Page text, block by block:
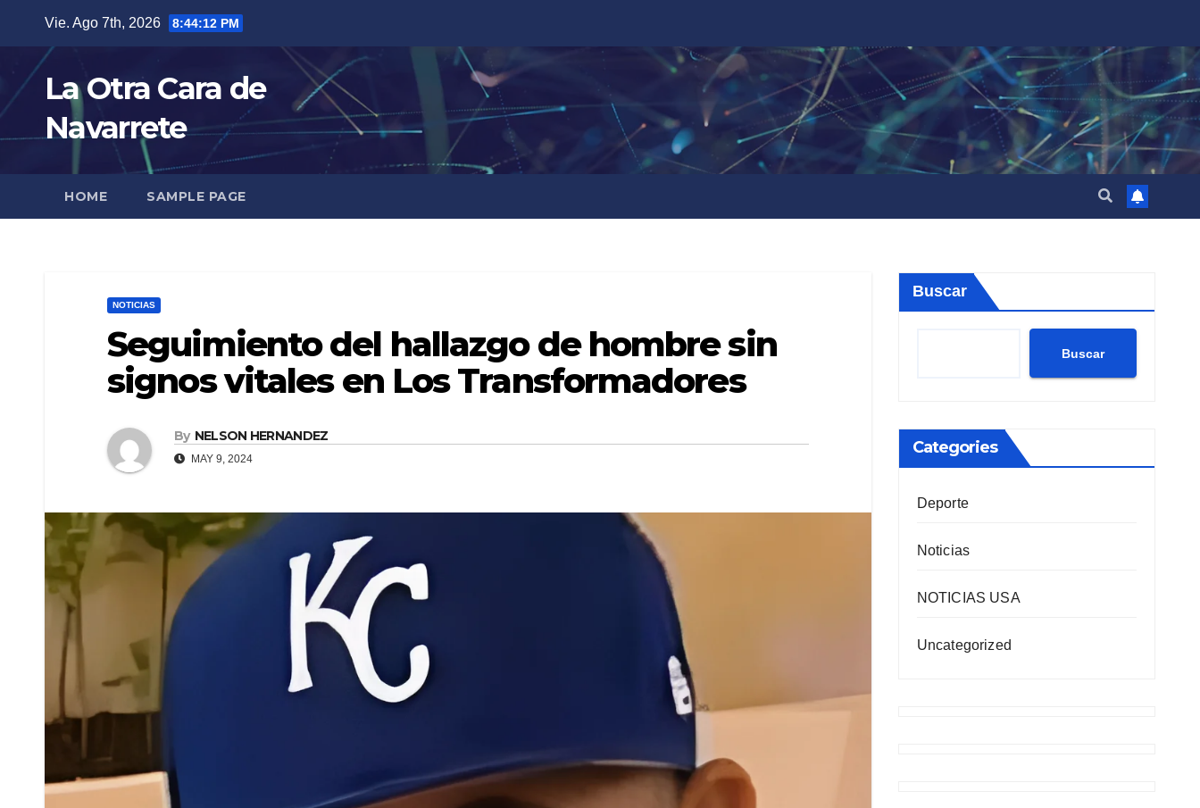
content
Vie. Ago 7th, 2026 8:44:13 PM
La Otra Cara de
Navarrete
HOME SAMPLE PAGE
NOTICIAS
Seguimiento del hallazgo de hombre sin
signos vitales en Los Transformadores
By NELSON HERNANDEZ
MAY 9, 2024
Buscar
Buscar
Categories
Deporte
Noticias
NOTICIAS USA
Uncategorized